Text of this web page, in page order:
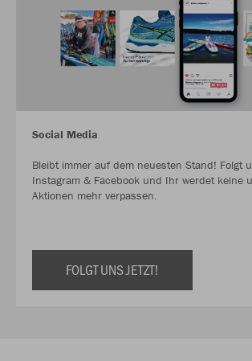
Social Media
Bleibt immer auf dem neuesten Stand! Folgt
Instagram & Facebook und Ihr werdet keine
Aktionen mehr verpassen.
FOLGT UNS JETZT!